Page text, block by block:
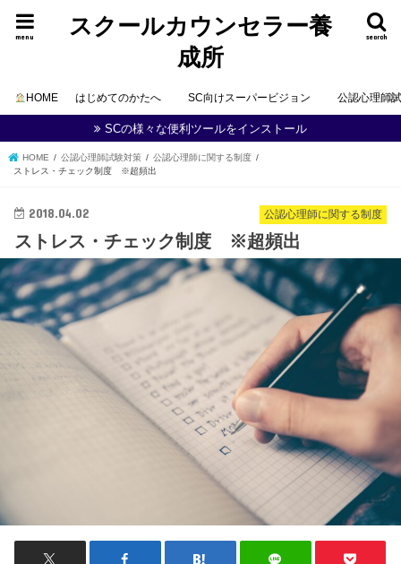
スクールカウンセラー養
成所
search
menu
HOME はじめてのかたへ SC向けスーパービジョン 公認心理師
SCの様々な便利ツールをインストール
HOME 公認心理師試験対策
公認心理師に関する制度
ストレス・チェック制度 ※超頻出
公認心理師に関する制度
2018.04.02
ストレス・チェック制度 ※超頻出